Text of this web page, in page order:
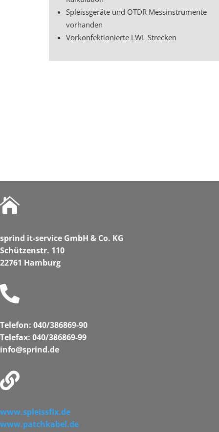
Spleissgeräte und OTDR Messinstrumente
vorhanden
Vorkonfektionierte LWL Strecken

sprind it-service GmbH & Co. KG
Schützenstr. 110
22761 Hamburg

Telefon: 040/386869-90
Telefax: 040/386869-99
info@sprind.de

www.spleissfix.de
www.patchkabel.de